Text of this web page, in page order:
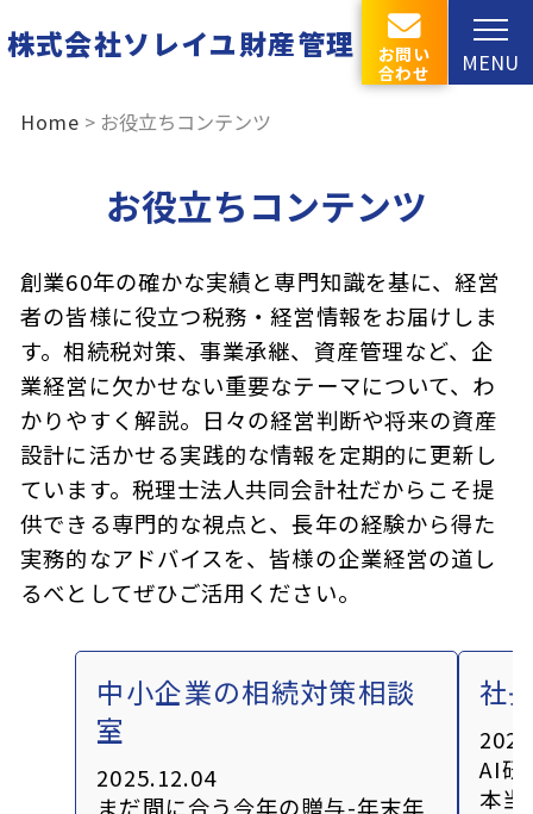
株式会社ソレイユ財産管理
お問い
合わせ
MENU
Home お役立ちコンテンツ
お役立ちコンテンツ
創業60年の確かな実績と専門知識を基に、経営
者の皆様に役立つ税務・経営情報をお届けしま
す。相続税対策、事業承継、資産管理など、企
業経営に欠かせない重要なテーマについて、わ
かりやすく解説。日々の経営判断や将来の資産
設計に活かせる実践的な情報を定期的に更新し
ています。税理士法人共同会計社だからこそ提
供できる専門的な視点と、長年の経験から得た
実務的なアドバイスを、皆様の企業経営の道し
るべとしてぜひご活用ください。
中小企業の相続対策相談
室
2025.12.04
まだ間に合う今年の贈与-年末年
社
AI研
本当